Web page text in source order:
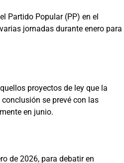
Partido Popular (PP) en el
jornadas durante enero para
proyectos de ley que la
se prevé con las
en junio.
de 2026, para debatir en